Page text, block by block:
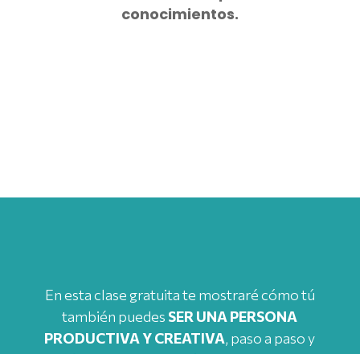
conocimientos.
En esta clase gratuita te mostraré cómo tú
también puedes SER UNA PERSONA
PRODUCTIVA Y CREATIVA, paso a paso y